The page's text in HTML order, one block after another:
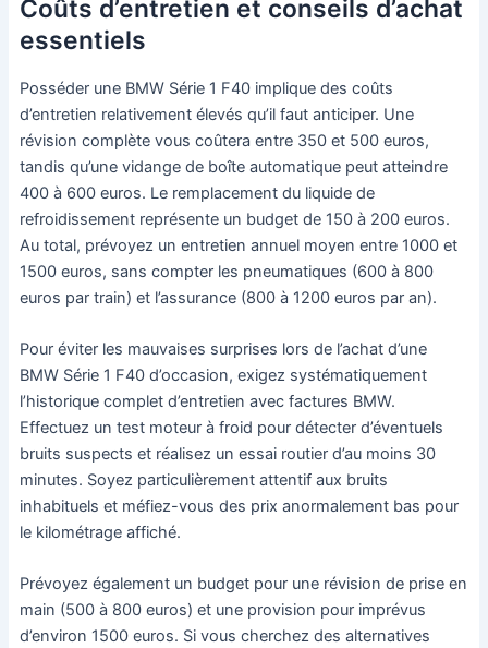
Coûts d’entretien et conseils d’achat
essentiels
Posséder une BMW Série 1 F40 implique des coûts
d’entretien relativement élevés qu’il faut anticiper. Une
révision complète vous coûtera entre 350 et 500 euros,
tandis qu’une vidange de boîte automatique peut atteindre
400 à 600 euros. Le remplacement du liquide de
refroidissement représente un budget de 150 à 200 euros.
Au total, prévoyez un entretien annuel moyen entre 1000 et
1500 euros, sans compter les pneumatiques (600 à 800
euros par train) et l’assurance (800 à 1200 euros par an).
Pour éviter les mauvaises surprises lors de l’achat d’une
BMW Série 1 F40 d’occasion, exigez systématiquement
l’historique complet d’entretien avec factures BMW.
Effectuez un test moteur à froid pour détecter d’éventuels
bruits suspects et réalisez un essai routier d’au moins 30
minutes. Soyez particulièrement attentif aux bruits
inhabituels et méfiez-vous des prix anormalement bas pour
le kilométrage affiché.
Prévoyez également un budget pour une révision de prise en
main (500 à 800 euros) et une provision pour imprévus
d’environ 1500 euros. Si vous cherchez des alternatives